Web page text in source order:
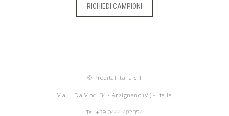
RICHIEDI CAMPIONI
© Prodital Italia Srl
Via L. Da Vinci 34 - Arzignano (VI) - Italia
Tel +39 0444 482354